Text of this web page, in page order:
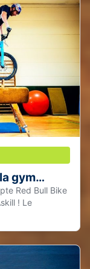
gym…
Red Bull Bike
! Le